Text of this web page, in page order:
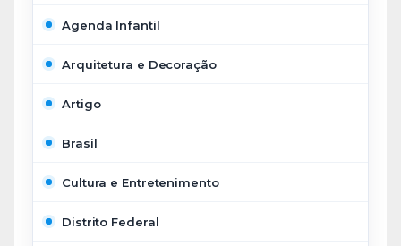
Agenda Infantil
Arquitetura e Decoração
Artigo
Brasil
Cultura e Entretenimento
Distrito Federal